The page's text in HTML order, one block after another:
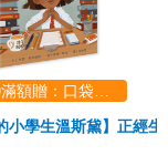
定所有問題
1800滿額贈：口袋玩具一份（隨機出貨） (summer read)
小學生溫斯黛】正經